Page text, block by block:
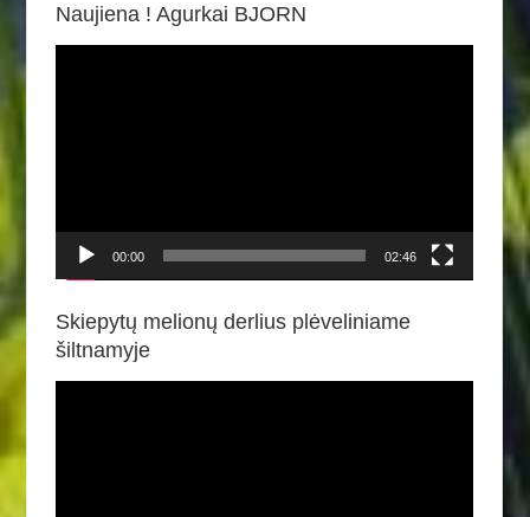
Naujiena ! Agurkai BJORN
00:00 02:46
Skiepytų melionų derlius plėveliniame
šiltnamyje